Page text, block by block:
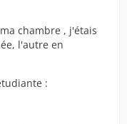
chambre , j'étais
l'autre en
: